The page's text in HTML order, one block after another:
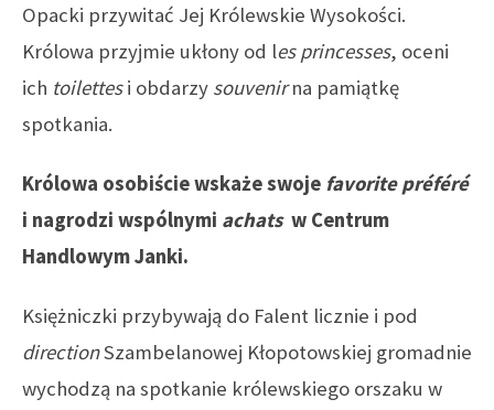
Opacki przywitać Jej Królewskie Wysokości.
Królowa przyjmie ukłony od les princesses, oceni
ich toilettesi obdarzy souvenirna pamiątkę
spotkania.
Królowa osobiście wskaże swoje favorite préféré
i nagrodzi wspólnymi achats w Centrum
Handlowym Janki.
Księżniczki przybywają do Falent licznie i pod
directionSzambelanowej Kłopotowskiej gromadnie
wychodzą na spotkanie królewskiego orszaku w